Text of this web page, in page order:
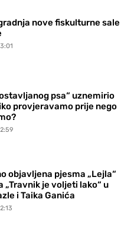
nove fiskulturne sale
psa“ uznemirio
provjeravamo prije nego
objavljena pjesma „Lejla“
„Travnik je voljeti lako“ u
i Taika Ganića